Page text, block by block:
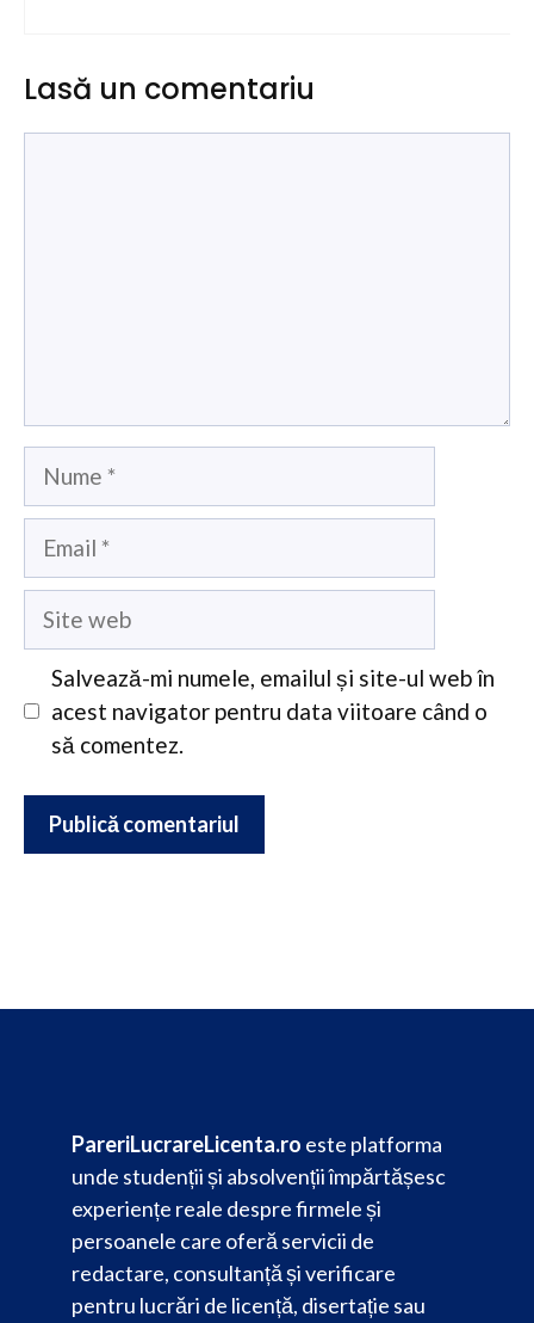
Lasă un comentariu
web
Salvează-mi numele, emailul și site-ul web în
acest navigator pentru data viitoare când o
să comentez.
PareriLucrareLicenta.ro este platforma
unde studenții și absolvenții împărtășesc
experiențe reale despre firmele și
persoanele care oferă servicii de
redactare, consultanță și verificare
pentru lucrări de licență, disertație sau